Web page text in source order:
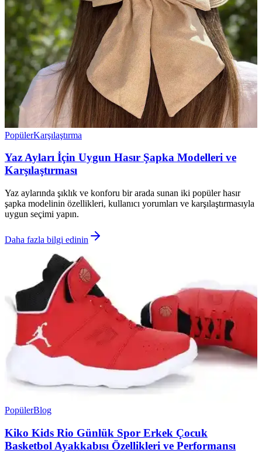
PopülerKarşılaştırma
Yaz Ayları İçin Uygun Hasır Şapka Modelleri ve
Karşılaştırması
Yaz aylarında şıklık ve konforu bir arada sunan iki popüler hasır
şapka modelinin özellikleri, kullanıcı yorumları ve karşılaştırmasıyla
uygun seçimi yapın.
Daha fazla bilgi edinin
PopülerBlog
Kiko Kids Rio Günlük Spor Erkek Çocuk
Basketbol Ayakkabısı Özellikleri ve Performansı